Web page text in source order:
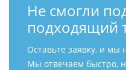
Не смогли
подходящий
Оставьте заявку, и мы
Мы отвечаем быстро,